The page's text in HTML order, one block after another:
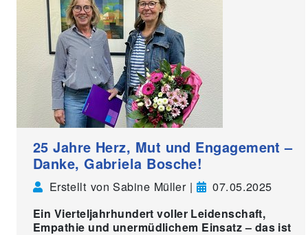
25 Jahre Herz, Mut und Engagement –
Danke, Gabriela Bosche!
Erstellt von Sabine Müller | 07.05.2025
Ein Vierteljahrhundert voller Leidenschaft,
Empathie und unermüdlichem Einsatz – das ist